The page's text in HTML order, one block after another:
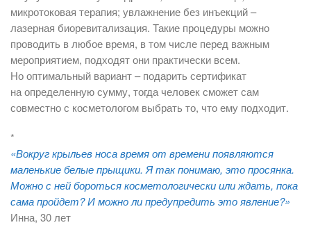
микротоковая терапия; увлажнение без инъекций –
лазерная биоревитализация. Такие процедуры можно
проводить в любое время, в том числе перед важным
мероприятием, подходят они практически всем.
Но оптимальный вариант – подарить сертификат
на определенную сумму, тогда человек сможет сам
совместно с косметологом выбрать то, что ему подходит.
*
«Вокруг крыльев носа время от времени появляются
маленькие белые прыщики. Я так понимаю, это просянка.
Можно с ней бороться косметологически или ждать, пока
сама пройдет? И можно ли предупредить это явление?»
Инна, 30 лет